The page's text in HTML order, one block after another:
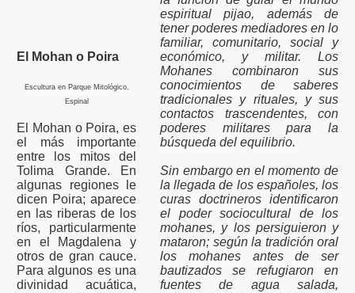
El Mohan o Poira
Escultura en Parque Mitológico,
Espinal
El Mohan o Poira, es
el más importante
entre los mitos del
Tolima Grande. En
algunas regiones le
dicen Poira; aparece
en las riberas de los
ríos, particularmente
en el Magdalena y
otros de gran cauce.
Para algunos es una
divinidad acuática,
espiritual pijao, además de
tener poderes mediadores en lo
familiar, comunitario, social y
económico, y militar. Los
Mohanes combinaron sus
conocimientos de saberes
tradicionales y rituales, y sus
contactos trascendentes, con
poderes militares para la
búsqueda del equilibrio.
Sin embargo en el momento de
la llegada de los españoles, los
curas doctrineros identificaron
el poder sociocultural de los
mohanes, y los persiguieron y
mataron; según la tradición oral
los mohanes antes de ser
bautizados se refugiaron en
fuentes de agua salada,